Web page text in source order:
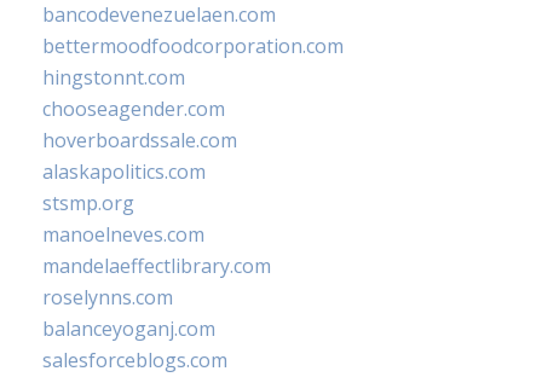
bancodevenezuelaen.com
bettermoodfoodcorporation.com
hingstonnt.com
chooseagender.com
hoverboardssale.com
alaskapolitics.com
stsmp.org
manoelneves.com
mandelaeffectlibrary.com
roselynns.com
balanceyoganj.com
salesforceblogs.com